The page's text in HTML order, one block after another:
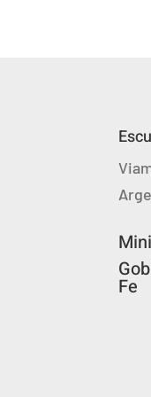
Fe